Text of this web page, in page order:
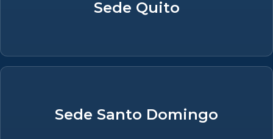
Sede Quito
Sede Santo Domingo